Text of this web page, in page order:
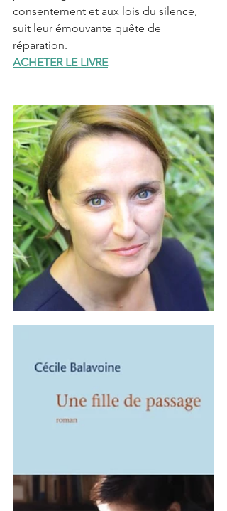
consentement et aux lois du silence,
suit leur émouvante quête de
réparation.
ACHETER LE LIVRE